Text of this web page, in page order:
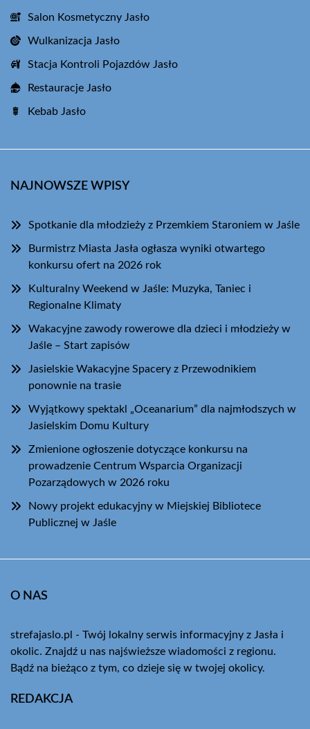
Salon Kosmetyczny Jasło
Wulkanizacja Jasło
Stacja Kontroli Pojazdów Jasło
Restauracje Jasło
Kebab Jasło
NAJNOWSZE WPISY
Spotkanie dla młodzieży z Przemkiem Staroniem w Jaśle
Burmistrz Miasta Jasła ogłasza wyniki otwartego
konkursu ofert na 2026 rok
Kulturalny Weekend w Jaśle: Muzyka, Taniec i
Regionalne Klimaty
Wakacyjne zawody rowerowe dla dzieci i młodzieży w
Jaśle – Start zapisów
Jasielskie Wakacyjne Spacery z Przewodnikiem
ponownie na trasie
Wyjątkowy spektakl „Oceanarium” dla najmłodszych w
Jasielskim Domu Kultury
Zmienione ogłoszenie dotyczące konkursu na
prowadzenie Centrum Wsparcia Organizacji
Pozarządowych w 2026 roku
Nowy projekt edukacyjny w Miejskiej Bibliotece
Publicznej w Jaśle
O NAS
strefajaslo.pl - Twój lokalny serwis informacyjny z Jasła i
okolic. Znajdź u nas najświeższe wiadomości z regionu.
Bądź na bieżąco z tym, co dzieje się w twojej okolicy.
REDAKCJA